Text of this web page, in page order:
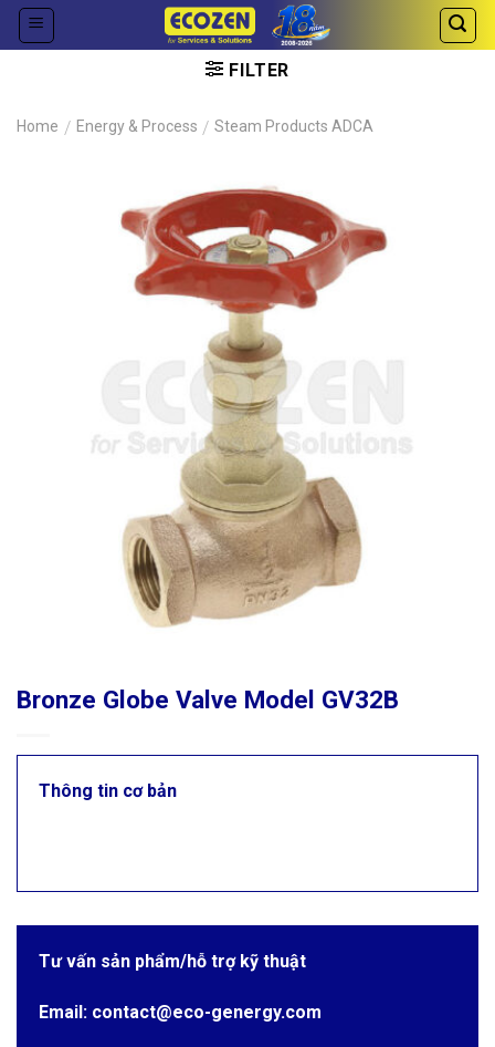
Skip
FILTER
Home / Energy & Process / Steam Products ADCA
Bronze Globe Valve Model GV32B
Thông tin cơ bản
Tư vấn sản phẩm/hỗ trợ kỹ thuật
Email: contact@eco-genergy.com